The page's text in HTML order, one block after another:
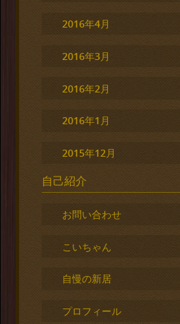
2016年4月
2016年3月
2016年2月
2016年1月
2015年12月
自己紹介
お問い合わせ
こいちゃん
自慢の新居
プロフィール